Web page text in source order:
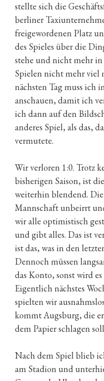
stellte sich die
berliner
freigewordenen Platz
des Spieles über die
stehe und nicht mehr
Spielen nicht mehr viel
nächsten Tag muss ich
anschauen, damit ich
ich dann auf den
anderes Spiel, als das,
vermutete.
Wir verloren 1:0. Trotz
bisherigen Saison, ist
weiterhin blendend.
Mannschaft unbeirrt
wir alle optimistisch
und gibt alles. Das ist
ist das, was in den
Dennoch müssen
das Konto, sonst wird
Eigentlich nächstes
spielten wir
kommt Augsburg, die
dem Papier schlagen
Nach dem Spiel blieb
am Stadion und